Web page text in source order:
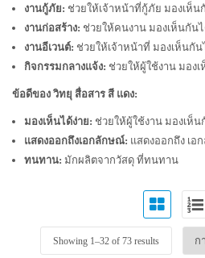
งานกู้ภัย: ช่วยให้เจ้าหน้าที่กู้ภัย มองเห็น
งานก่อสร้าง: ช่วยให้คนงาน มองเห็นกันไ
งานอีเวนต์: ช่วยให้เจ้าหน้าที่ มองเห็นกัน
กิจกรรมกลางแจ้ง: ช่วยให้ผู้ใช้งาน มอง
ข้อดีของ วิทยุ สื่อสาร สี แดง:
มองเห็นได้ง่าย: ช่วยให้ผู้ใช้งาน มองเห็น
แสดงออกถึงเอกลักษณ์: แสดงออกถึง เอ
ทนทาน: มักผลิตจากวัสดุ ที่ทนทาน
Showing 1–32of 73 results